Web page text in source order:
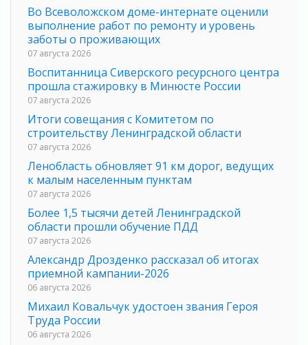
Во Всеволожском доме-интернате оценили
выполнение работ по ремонту и уровень
заботы о проживающих
07 августа 2026
Воспитанница Сиверского ресурсного центра
прошла стажировку в Минюсте России
07 августа 2026
Итоги совещания с Комитетом по
строительству Ленинградской области
07 августа 2026
Ленобласть обновляет 91 км дорог, ведущих
к малым населенным пунктам
07 августа 2026
Более 1,5 тысячи детей Ленинградской
области прошли обучение ПДД
07 августа 2026
Александр Дрозденко рассказал об итогах
приемной кампании-2026
06 августа 2026
Михаил Ковальчук удостоен звания Героя
Труда России
06 августа 2026